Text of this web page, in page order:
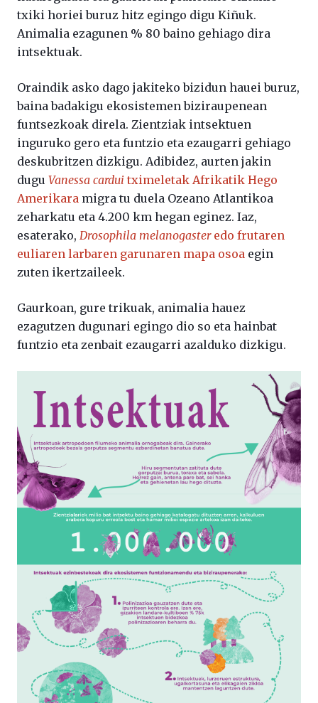
txiki horiei buruz hitz egingo digu Kiñuk.
Animalia ezagunen % 80 baino gehiago dira
intsektuak.
Oraindik asko dago jakiteko bizidun hauei buruz,
baina badakigu ekosistemen biziraupenean
funtsezkoak direla. Zientziak intsektuen
inguruko gero eta funtzio eta ezaugarri gehiago
deskubritzen dizkigu. Adibidez, aurten jakin
dugu Vanessa cardui tximeletak Afrikatik Hego
Amerikara migra tu duela Ozeano Atlantikoa
zeharkatu eta 4.200 km hegan eginez. Iaz,
esaterako, Drosophila melanogasteredo frutaren
euliaren larbaren garunaren mapa osoa egin
zuten ikertzaileek.
Gaurkoan, gure trikuak, animalia hauez
ezagutzen dugunari egingo dio so eta hainbat
funtzio eta zenbait ezaugarri azalduko dizkigu.